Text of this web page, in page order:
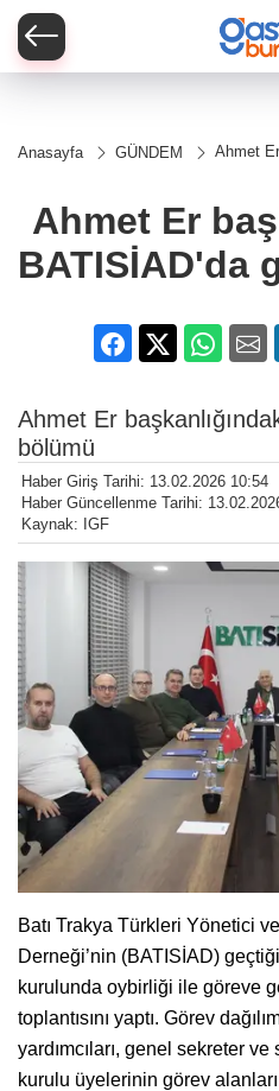
Anasayfa GÜNDEM
Ahmet Er
görev
Ahmet Er
BATISİAD'da
Ahmet Er
bölümü
Haber Giriş Tarihi: 13.02.2026 10:54
Haber Güncellenme Tarihi:
Kaynak: IGF
Batı Trakya Türkleri Yönetici
Derneği’nin (BATISİAD)
kurulunda oybirliği ile göreve
toplantısını yaptı. Görev
yardımcıları, genel sekreter
kurulu üyelerinin görev